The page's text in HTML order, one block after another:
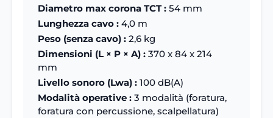
Diametro max corona TCT : 54 mm
Lunghezza cavo : 4,0 m
Peso (senza cavo) : 2,6 kg
Dimensioni (L × P × A) : 370 x 84 x 214
mm
Livello sonoro (Lwa) : 100 dB(A)
Modalità operative : 3 modalità (foratura,
foratura con percussione, scalpellatura)